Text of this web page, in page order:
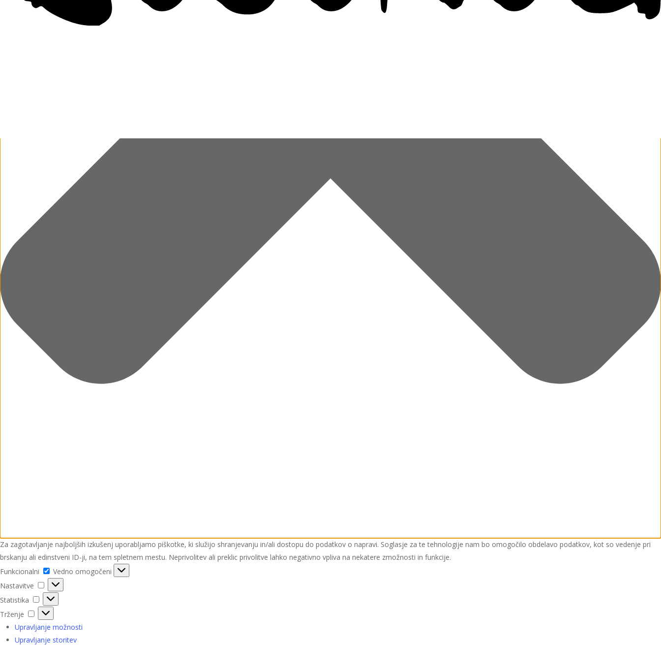
Za zagotavljanje najboljših izkušenj uporabljamo piškotke, ki služijo shranjevanju in/ali dostopu do podatkov o napravi. Soglasje za te tehnologije nam bo omogočilo obdelavo podatkov, kot so vedenje pri
brskanju ali edinstveni ID-ji, na tem spletnem mestu. Neprivolitev ali preklic privolitve lahko negativno vpliva na nekatere zmožnosti in funkcije.
Funkcionalni
Funkcionalni
Vedno omogočeni
Nastavitve
Nastavitve
Statistika
Statistika
Trženje
Trženje
Upravljanje možnosti
Upravljanje storitev